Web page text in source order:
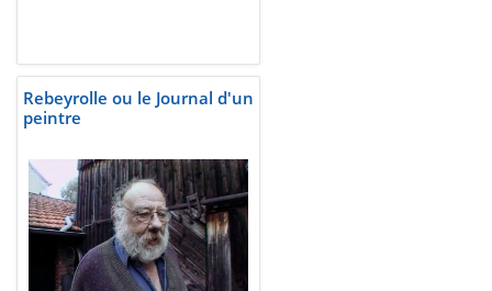
Rebeyrolle ou le Journal d'un
peintre